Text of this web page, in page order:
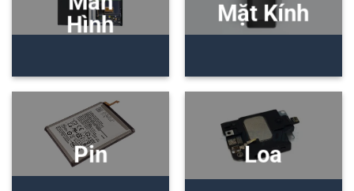
Hình
Mặt Kính
Pin Loa